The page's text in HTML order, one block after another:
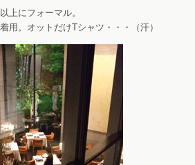
上にフォーマル。
用。オットだけTシャツ・・・（汗）